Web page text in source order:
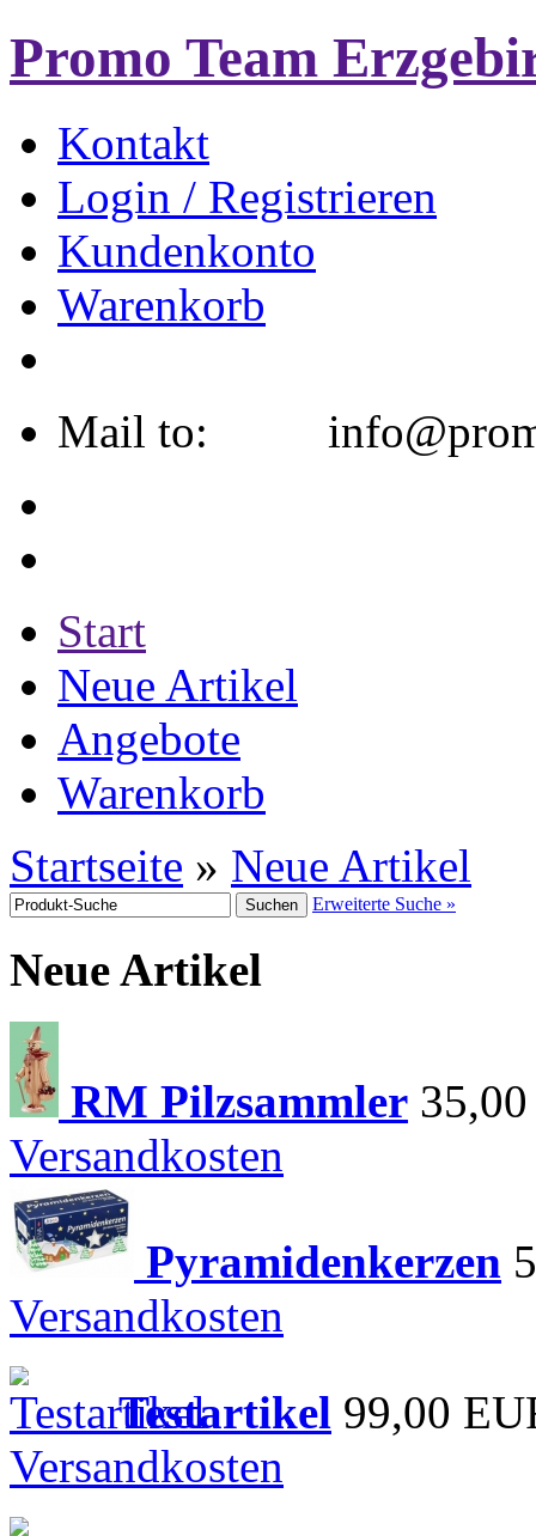
Promo Team
Kontakt
Login / Registrieren
Kundenkonto
Warenkorb
Mail to:
Start
Neue Artikel
Angebote
Warenkorb
Startseite » Neue Artikel
Erweiterte Suche »
Neue Artikel
RM Pilzsammler
Versandkosten
Pyramidenkerzen
Versandkosten
Testartikel 99,00
Versandkosten